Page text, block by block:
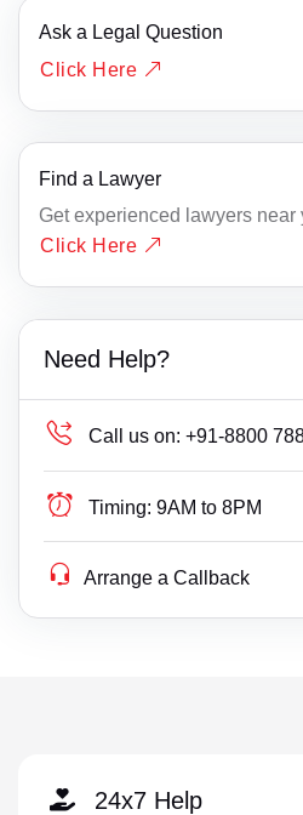
Ask a Legal Question
Click Here
Find a Lawyer
Get experienced lawyers near
Click Here
Need Help?
Call us on: +91-8800
Timing: 9AM to 8PM
Arrange a Callback
24x7 Help